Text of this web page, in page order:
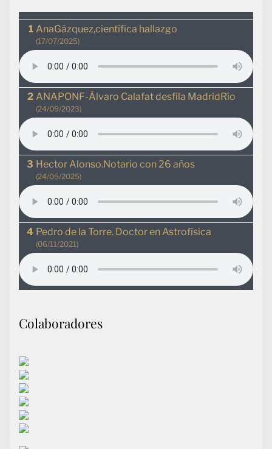
AnaGázquez,científica hallazgo
(17/07/2025)
ANAPONF-Álvaro Calafat desfila MadridRio
(24/09/2023)
Hector Alonso.Notario con 26 años
(24/05/2025)
Pedro de la Torre. Doctor en Astrofísica
(06/11/2021)
Colaboradores